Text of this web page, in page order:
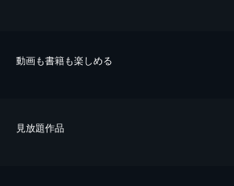
動画も書籍も楽しめる
⾒放題作品